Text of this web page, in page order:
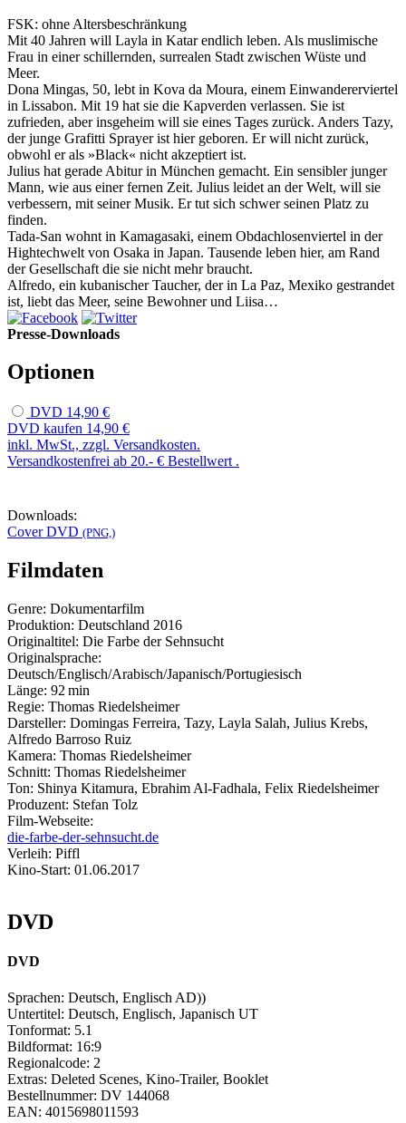
FSK: ohne Altersbeschränkung
Mit 40 Jahren will Layla in Katar endlich leben. Als muslimische
Frau in einer schillernden, surrealen Stadt zwischen Wüste und
Meer.
Dona Mingas, 50, lebt in Kova da Moura, einem Einwandererviertel
in Lissabon. Mit 19 hat sie die Kapverden verlassen. Sie ist
zufrieden, aber insgeheim will sie eines Tages zurück. Anders Tazy,
der junge Grafitti Sprayer ist hier geboren. Er will nicht zurück,
obwohl er als »Black« nicht akzeptiert ist.
Julius hat gerade Abitur in München gemacht. Ein sensibler junger
Mann, wie aus einer fernen Zeit. Julius leidet an der Welt, will sie
verbessern, mit seiner Musik. Er tut sich schwer seinen Platz zu
finden.
Tada-San wohnt in Kamagasaki, einem Obdachlosenviertel in der
Hightechwelt von Osaka in Japan. Tausende leben hier, am Rand
der Gesellschaft die sie nicht mehr braucht.
Alfredo, ein kubanischer Taucher, der in La Paz, Mexiko gestrandet
ist, liebt das Meer, seine Bewohner und Liisa…
Presse-Downloads
Optionen
DVD 14,90 €
DVD kaufen 14,90 €
inkl. MwSt., zzgl. Versandkosten.
Versandkostenfrei ab 20.- € Bestellwert .
Downloads:
Cover DVD (PNG,)
Filmdaten
Genre: Dokumentarfilm
Produktion: Deutschland 2016
Originaltitel: Die Farbe der Sehnsucht
Originalsprache:
Deutsch/Englisch/Arabisch/Japanisch/Portugiesisch
Länge: 92 min
Regie: Thomas Riedelsheimer
Darsteller: Domingas Ferreira, Tazy, Layla Salah, Julius Krebs,
Alfredo Barroso Ruiz
Kamera: Thomas Riedelsheimer
Schnitt: Thomas Riedelsheimer
Ton: Shinya Kitamura, Ebrahim Al-Fadhala, Felix Riedelsheimer
Produzent: Stefan Tolz
Film-Webseite:
die-farbe-der-sehnsucht.de
Verleih: Piffl
Kino-Start: 01.06.2017
DVD
DVD
Sprachen: Deutsch, Englisch AD))
Untertitel: Deutsch, Englisch, Japanisch UT
Tonformat: 5.1
Bildformat: 16:9
Regionalcode: 2
Extras: Deleted Scenes, Kino-Trailer, Booklet
Bestellnummer: DV 144068
EAN: 4015698011593